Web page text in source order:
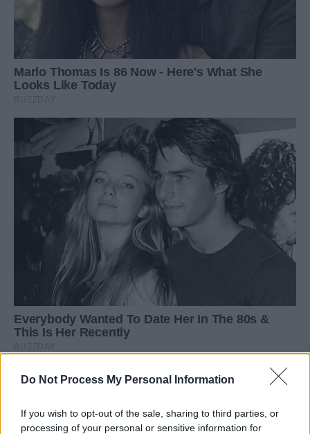
Do Not Process My Personal Information
If you wish to opt-out of the sale, sharing to third parties, or
processing of your personal or sensitive information for